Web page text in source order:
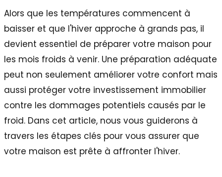
Alors que les températures commencent à
baisser et que l'hiver approche à grands pas, il
devient essentiel de préparer votre maison pour
les mois froids à venir. Une préparation adéquate
peut non seulement améliorer votre confort mais
aussi protéger votre investissement immobilier
contre les dommages potentiels causés par le
froid. Dans cet article, nous vous guiderons à
travers les étapes clés pour vous assurer que
votre maison est prête à affronter l'hiver.